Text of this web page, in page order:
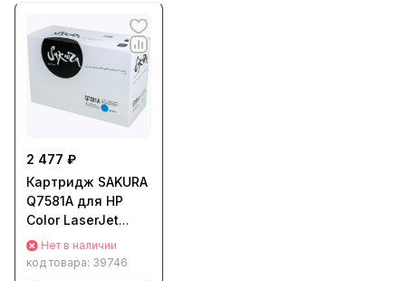
2 477 ₽
Картридж SAKURA
Q7581A для HP
Color LaserJet
3800/ 3800n/
3800dn/ 3800dtn/
Нет в наличии
код товара: 39746